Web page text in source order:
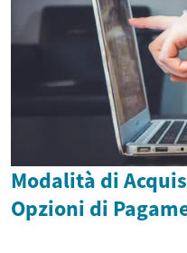
Modalità di
Opzioni di